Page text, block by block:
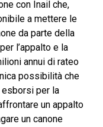
con Inail che,
a mettere le
da parte della
l’appalto e la
annui di rateo
possibilità che
per la
un appalto
un canone